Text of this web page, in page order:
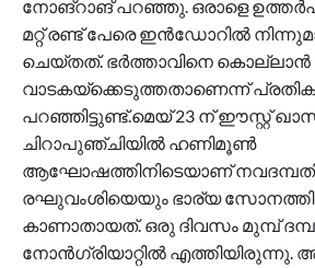
നോങ്‌റാങ് പറഞ്ഞു. ഒരാളെ
മറ്റ് രണ്ട് പേരെ ഇൻഡോറിൽ
ചെയ്തത്. ഭർത്താവിനെ
വാടകയ്‌ക്കെടുത്തതാണെന്ന്
പറഞ്ഞിട്ടുണ്ട്.മെയ് 23 ന് ഈസ്റ്റ്
ചിറാപുഞ്ചിയിൽ ഹണിമൂൺ
ആഘോഷത്തിനിടെയാണ്
രഘുവംശിയെയും ഭാര്യ
കാണാതായത്. ഒരു ദിവസം മുമ്പ്
നോൻഗ്രിയാറ്റിൽ എത്തിയിരുന്നു.